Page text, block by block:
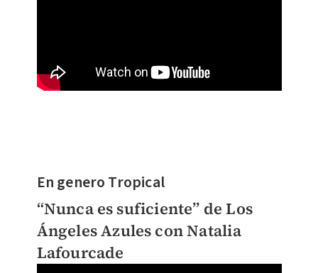
En genero Tropical
“Nunca es suficiente” de Los
Ángeles Azules con Natalia
Lafourcade